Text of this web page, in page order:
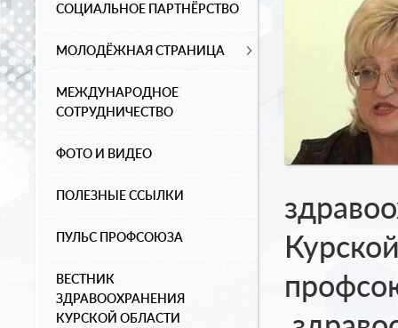
СОЦИАЛЬНОЕ ПАРТНЁРСТВО
МОЛОДЁЖНАЯ СТРАНИЦА
МЕЖДУНАРОДНОЕ
СОТРУДНИЧЕСТВО
ФОТО И ВИДЕО
ПОЛЕЗНЫЕ ССЫЛКИ
ПУЛЬС ПРОФСОЮЗА
ВЕСТНИК
ЗДРАВООХРАНЕНИЯ
КУРСКОЙ ОБЛАСТИ